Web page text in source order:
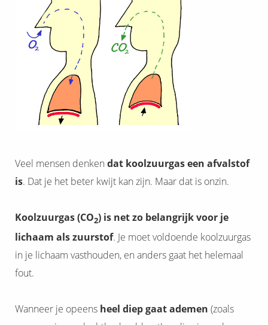
Veel mensen denken dat koolzuurgas een afvalstof
is. Dat je het beter kwijt kan zijn. Maar dat is onzin.
Koolzuurgas (CO2) is net zo belangrijk voor je
lichaam als zuurstof. Je moet voldoende koolzuurgas
in je lichaam vasthouden, en anders gaat het helemaal
fout.
Wanneer je opeens heel diep gaat ademen (zoals